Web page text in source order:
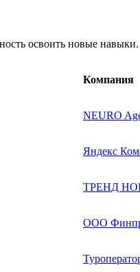
освоить новые навыки.
Компания
NEURO
Яндекс
ТРЕНД
ООО